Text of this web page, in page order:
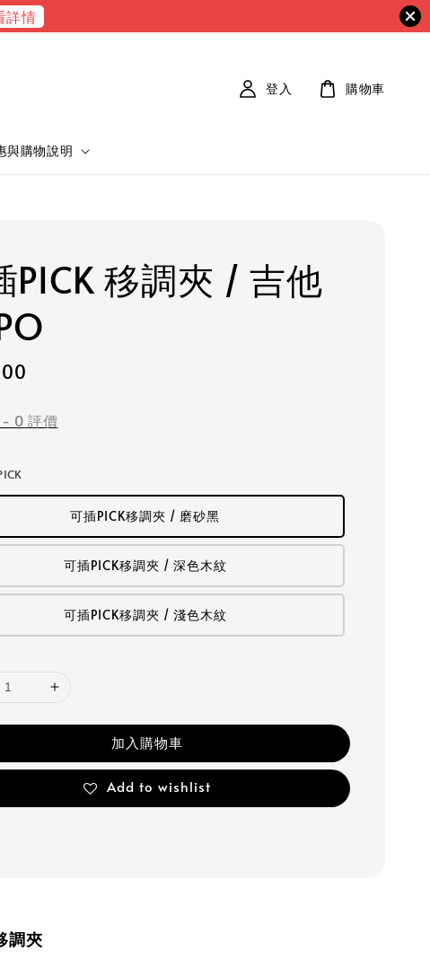
詳情
與購物說明
登入 購物車
PICK 移調夾 / 吉他
- 0 評價
可插PICK移調夾 / 磨砂黑
可插PICK移調夾 / 深色木紋
可插PICK移調夾 / 淺色木紋
加入購物車
Add to wishlist
調夾